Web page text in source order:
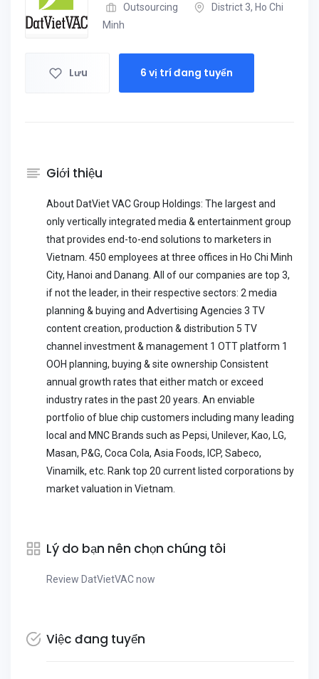
Outsourcing
District 3, Ho Chi
Minh
Lưu 6 vị trí đang tuyển
Giới thiệu
About DatViet VAC Group Holdings: The largest and
only vertically integrated media & entertainment group
that provides end-to-end solutions to marketers in
Vietnam. 450 employees at three offices in Ho Chi Minh
City, Hanoi and Danang. All of our companies are top 3,
if not the leader, in their respective sectors: 2 media
planning & buying and Advertising Agencies 3 TV
content creation, production & distribution 5 TV
channel investment & management 1 OTT platform 1
OOH planning, buying & site ownership Consistent
annual growth rates that either match or exceed
industry rates in the past 20 years. An enviable
portfolio of blue chip customers including many leading
local and MNC Brands such as Pepsi, Unilever, Kao, LG,
Masan, P&G, Coca Cola, Asia Foods, ICP, Sabeco,
Vinamilk, etc. Rank top 20 current listed corporations by
market valuation in Vietnam.
Lý do bạn nên chọn chúng tôi
Review DatVietVAC now
Việc đang tuyển